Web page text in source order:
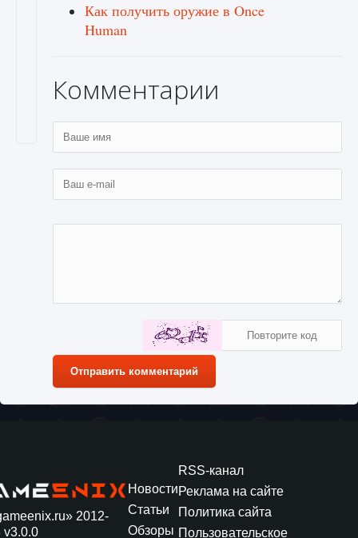
Как получить оружие в Once
Human
Комментарии
Отправить комментарий
2012-
v3.0.0
Новости
Статьи
Обзоры
RSS-канал
Реклама на сайте
Политика сайта
Пользовательское